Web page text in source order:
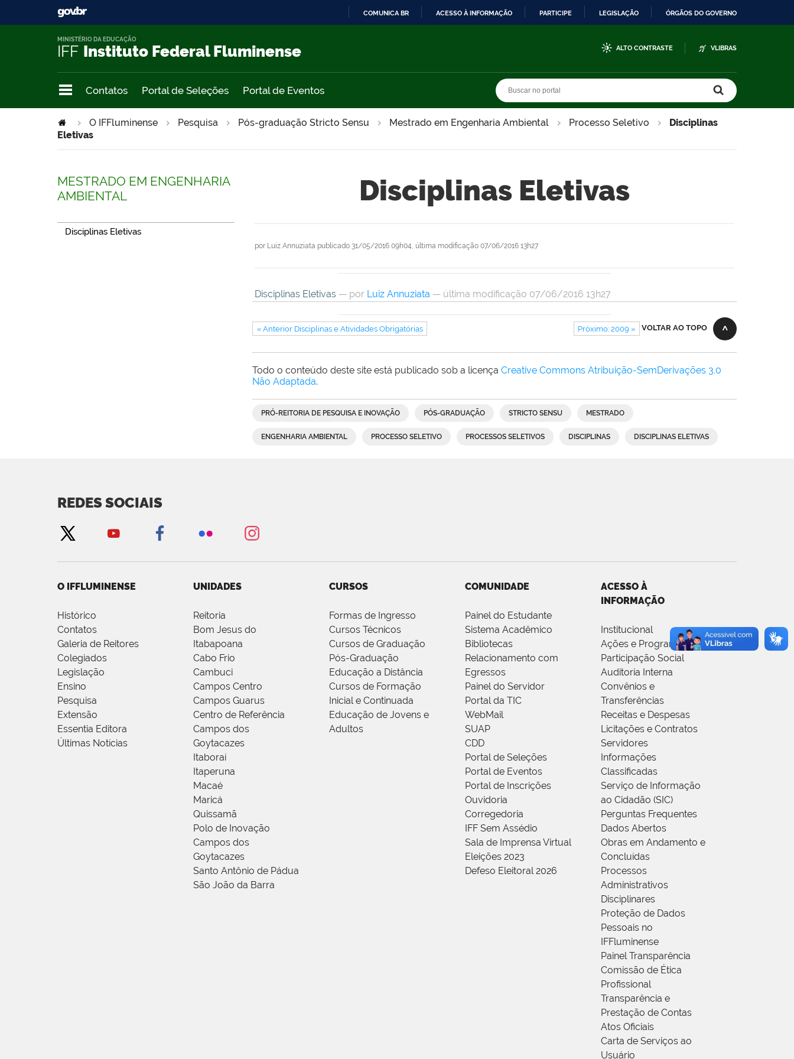
COMUNICA BR ACESSO À INFORMAÇÃO PARTICIPE LEGISLAÇÃO ÓRGÃOS DO GOVERNO
IFF Instituto Federal Fluminense
MINISTÉRIO DA EDUCAÇÃO
ALTO CONTRASTE VLIBRAS
Contatos Portal de Seleções Portal de Eventos
O IFFluminense Pesquisa Pós-graduação Stricto Sensu Mestrado em Engenharia Ambiental Processo Seletivo
>
Disciplinas
Eletivas
MESTRADO EM ENGENHARIA
AMBIENTAL
Disciplinas Eletivas
Disciplinas Eletivas
por Luiz Annuziata publicado 31/05/2016 09h04, última modificação 07/06/2016 13h27
Disciplinas Eletivas — por Luiz Annuziata — última modificação 07/06/2016 13h27
VOLTAR AO TOPO
« Anterior Disciplinas e Atividades Obrigatórias Próximo: 2009 »
Todo o conteúdo deste site está publicado sob a licença Creative Commons Atribuição-SemDerivações 3.0
Não Adaptada.
PRÓ-REITORIA DE PESQUISA E INOVAÇÃO PÓS-GRADUAÇÃO STRICTO SENSU MESTRADO
ENGENHARIA AMBIENTAL PROCESSO SELETIVO PROCESSOS SELETIVOS DISCIPLINAS DISCIPLINAS ELETIVAS
REDES SOCIAIS
O IFFLUMINENSE
Histórico
Contatos
Galeria de Reitores
Colegiados
Legislação
Ensino
Pesquisa
Extensão
Essentia Editora
Últimas Notícias
UNIDADES
Reitoria
Bom Jesus do
Itabapoana
Cabo Frio
Cambuci
Campos Centro
Campos Guarus
Centro de Referência
Campos dos
Goytacazes
Itaboraí
Itaperuna
Macaé
Maricá
Quissamã
Polo de Inovação
Campos dos
Goytacazes
Santo Antônio de Pádua
São João da Barra
CURSOS
Formas de Ingresso
Cursos Técnicos
Cursos de Graduação
Pós-Graduação
Educação a Distância
Cursos de Formação
Inicial e Continuada
Educação de Jovens e
Adultos
COMUNIDADE
Painel do Estudante
Sistema Acadêmico
Bibliotecas
Relacionamento com
Egressos
Painel do Servidor
Portal da TIC
WebMail
SUAP
CDD
Portal de Seleções
Portal de Eventos
Portal de Inscrições
Ouvidoria
Corregedoria
IFF Sem Assédio
Sala de Imprensa Virtual
Eleições 2023
Defeso Eleitoral 2026
ACESSO À
INFORMAÇÃO
Institucional
Ações e Programas
Participação Social
Auditoria Interna
Convênios e
Transferências
Receitas e Despesas
Licitações e Contratos
Servidores
Informações
Classificadas
Serviço de Informação
ao Cidadão (SIC)
Perguntas Frequentes
Dados Abertos
Obras em Andamento e
Concluídas
Processos
Administrativos
Disciplinares
Proteção de Dados
Pessoais no
IFFluminense
Painel Transparência
Comissão de Ética
Profissional
Transparência e
Prestação de Contas
Atos Oficiais
Carta de Serviços ao
Usuário